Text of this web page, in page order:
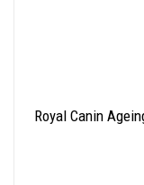
Royal Canin